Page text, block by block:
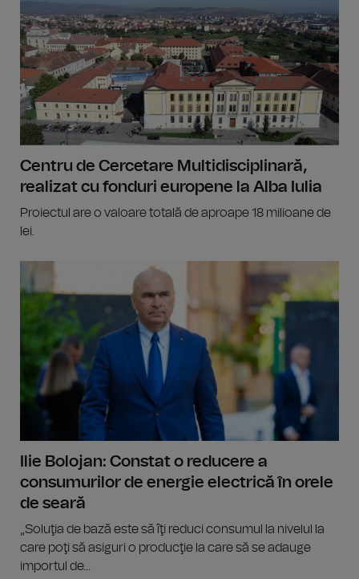
Centru de Cercetare Multidisciplinară,
realizat cu fonduri europene la Alba Iulia
Proiectul are o valoare totală de aproape 18 milioane de
lei.
Ilie Bolojan: Constat o reducere a
consumurilor de energie electrică în orele
de seară
„Soluţia de bază este să îţi reduci consumul la nivelul la
care poţi să asiguri o producţie la care să se adauge
importul de...